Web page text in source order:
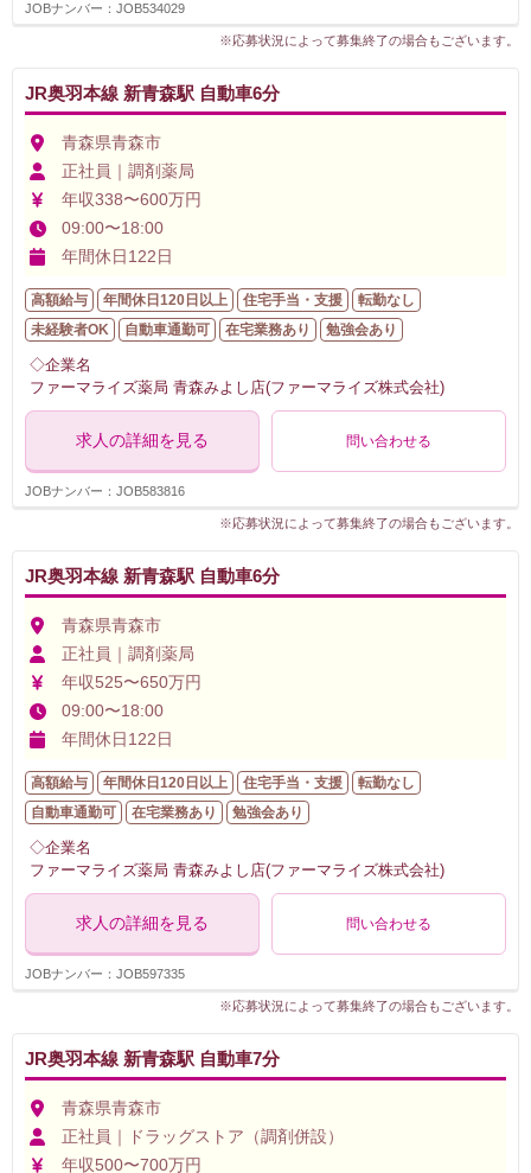
JOBナンバー：JOB534029
※応募状況によって募集終了の場合もございます。
JR奥羽本線 新青森駅 自動車6分
青森県青森市
正社員｜調剤薬局
年収338〜600万円
09:00〜18:00
年間休日122日
高額給与 年間休日120日以上 住宅手当・支援
転勤なし
未経験者OK
自動車通勤可 在宅業務あり 勉強会あり
◇企業名
ファーマライズ薬局 青森みよし店(ファーマライズ株式会社)
求人の詳細を見る 問い合わせる
JOBナンバー：JOB583816
※応募状況によって募集終了の場合もございます。
JR奥羽本線 新青森駅 自動車6分
青森県青森市
正社員｜調剤薬局
年収525〜650万円
09:00〜18:00
年間休日122日
高額給与 年間休日120日以上 住宅手当・支援
転勤なし
自動車通勤可
在宅業務あり 勉強会あり
◇企業名
ファーマライズ薬局 青森みよし店(ファーマライズ株式会社)
求人の詳細を見る 問い合わせる
JOBナンバー：JOB597335
※応募状況によって募集終了の場合もございます。
JR奥羽本線 新青森駅 自動車7分
青森県青森市
正社員｜ドラッグストア（調剤併設）
年収500〜700万円